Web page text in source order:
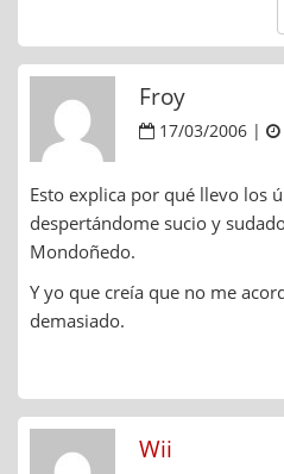
Froy
17/03/2006 |
Esto explica por qué llevo los
despertándome sucio y
Mondoñedo.
Y yo que creía que no me
demasiado.
Wii